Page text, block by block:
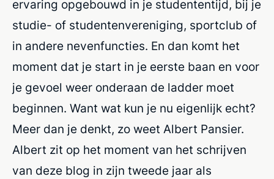
ervaring opgebouwd in je studententijd, bij je
studie- of studentenvereniging, sportclub of
in andere nevenfuncties. En dan komt het
moment dat je start in je eerste baan en voor
je gevoel weer onderaan de ladder moet
beginnen. Want wat kun je nu eigenlijk echt?
Meer dan je denkt, zo weet Albert Pansier.
Albert zit op het moment van het schrijven
van deze blog in zijn tweede jaar als